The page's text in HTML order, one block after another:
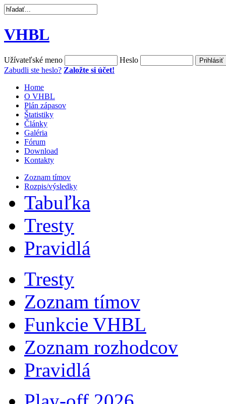
VHBL
Užívateľské meno
Heslo
Zabudli ste heslo? Založte si účet!
Home
O VHBL
Plán zápasov
Štatistiky
Články
Galéria
Fórum
Download
Kontakty
Zoznam tímov
Rozpis/výsledky
Tabuľka
Tresty
Pravidlá
Tresty
Zoznam tímov
Funkcie VHBL
Zoznam rozhodcov
Pravidlá